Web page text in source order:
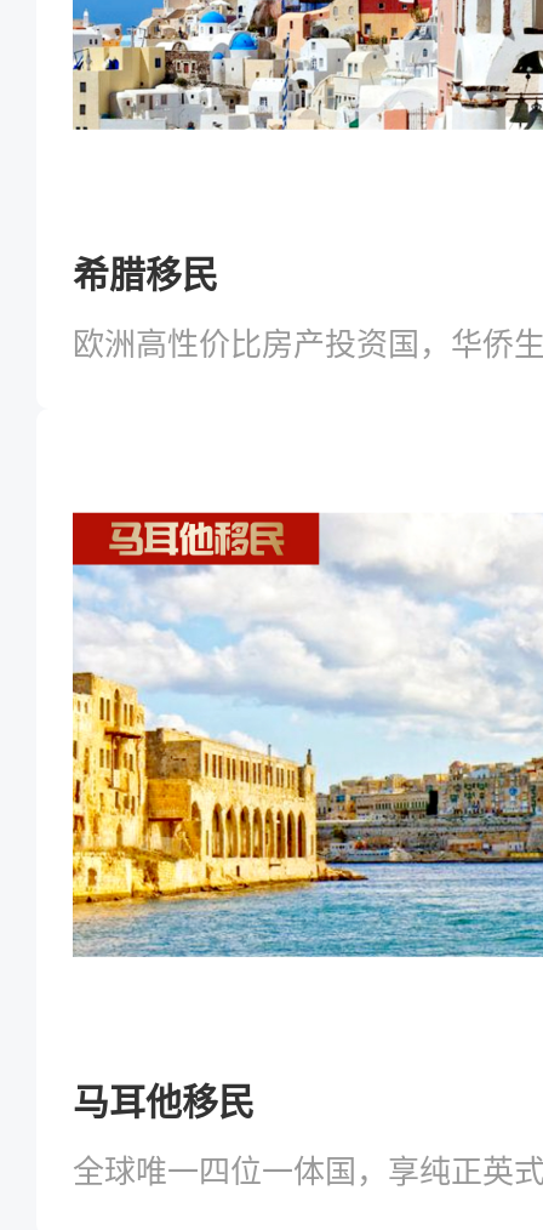
希腊移民
欧洲高性价比房产投资国，华侨
马耳他移民
全球唯一四位一体国，享纯正英